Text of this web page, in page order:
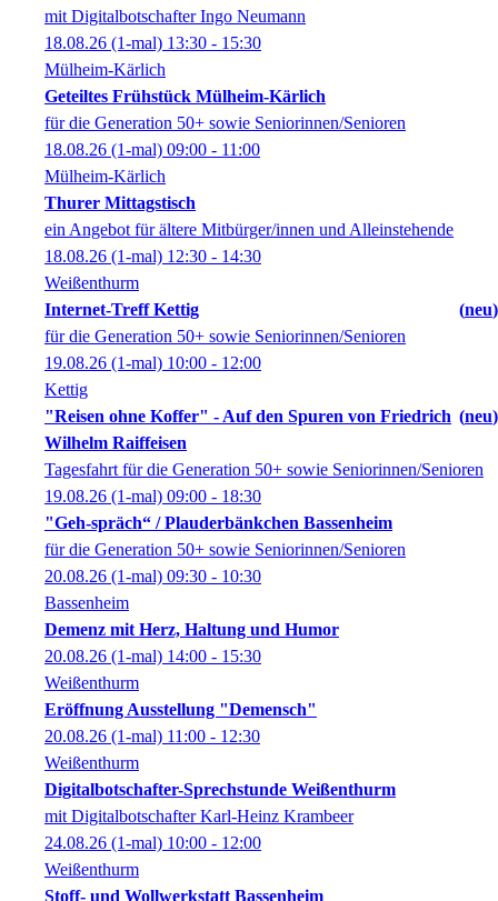
mit Digitalbotschafter Ingo Neumann
18.08.26 (1-mal) 13:30 - 15:30
Mülheim-Kärlich
Geteiltes Frühstück Mülheim-Kärlich
für die Generation 50+ sowie Seniorinnen/Senioren
18.08.26 (1-mal) 09:00 - 11:00
Mülheim-Kärlich
Thurer Mittagstisch
ein Angebot für ältere Mitbürger/innen und Alleinstehende
18.08.26 (1-mal) 12:30 - 14:30
Weißenthurm
Internet-Treff Kettig
neu
für die Generation 50+ sowie Seniorinnen/Senioren
19.08.26 (1-mal) 10:00 - 12:00
Kettig
"Reisen ohne Koffer" - Auf den Spuren von Friedrich
Wilhelm Raiffeisen
neu
Tagesfahrt für die Generation 50+ sowie Seniorinnen/Senioren
19.08.26 (1-mal) 09:00 - 18:30
"Geh-spräch“ / Plauderbänkchen Bassenheim
für die Generation 50+ sowie Seniorinnen/Senioren
20.08.26 (1-mal) 09:30 - 10:30
Bassenheim
Demenz mit Herz, Haltung und Humor
20.08.26 (1-mal) 14:00 - 15:30
Weißenthurm
Eröffnung Ausstellung "Demensch"
20.08.26 (1-mal) 11:00 - 12:30
Weißenthurm
Digitalbotschafter-Sprechstunde Weißenthurm
mit Digitalbotschafter Karl-Heinz Krambeer
24.08.26 (1-mal) 10:00 - 12:00
Weißenthurm
Stoff- und Wollwerkstatt Bassenheim